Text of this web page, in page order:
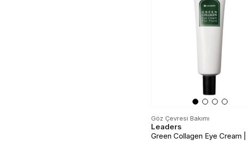
Göz Çevresi Bakımı
Leaders
Green Collagen Eye Cream |